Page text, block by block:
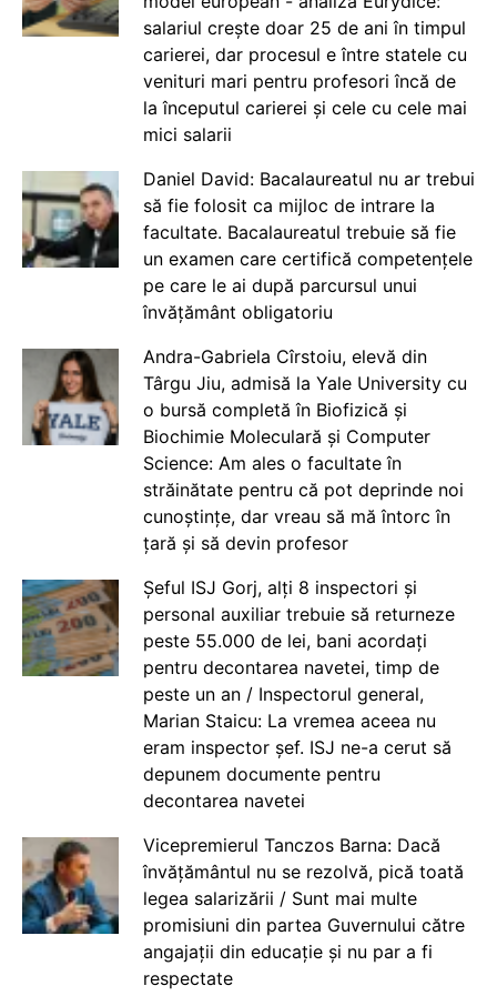
salariul crește doar 25 de ani în timpul
carierei, dar procesul e între statele cu
venituri mari pentru profesori încă de
la începutul carierei și cele cu cele mai
mici salarii
Daniel David: Bacalaureatul nu ar trebui
să fie folosit ca mijloc de intrare la
facultate. Bacalaureatul trebuie să fie
un examen care certifică competențele
pe care le ai după parcursul unui
învățământ obligatoriu
Andra-Gabriela Cîrstoiu, elevă din
Târgu Jiu, admisă la Yale University cu
o bursă completă în Biofizică și
Biochimie Moleculară și Computer
Science: Am ales o facultate în
străinătate pentru că pot deprinde noi
cunoștințe, dar vreau să mă întorc în
țară și să devin profesor
Șeful ISJ Gorj, alți 8 inspectori și
personal auxiliar trebuie să returneze
peste 55.000 de lei, bani acordați
pentru decontarea navetei, timp de
peste un an / Inspectorul general,
Marian Staicu: La vremea aceea nu
eram inspector șef. ISJ ne-a cerut să
depunem documente pentru
decontarea navetei
Vicepremierul Tanczos Barna: Dacă
învățământul nu se rezolvă, pică toată
legea salarizării / Sunt mai multe
promisiuni din partea Guvernului către
angajații din educație și nu par a fi
respectate